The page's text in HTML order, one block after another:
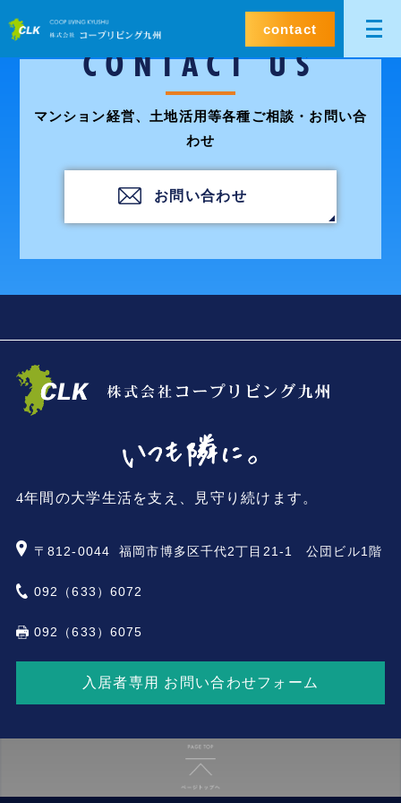
contact
CONTACT US
マンション経営、土地活用等各種ご相談・お問い合
わせ
お問い合わせ
4年間の大学生活を支え、見守り続けます。
〒812-0044 福岡市博多区千代2丁目21-1 公団ビル1階
092（633）6072
092（633）6075
入居者専用 お問い合わせフォーム